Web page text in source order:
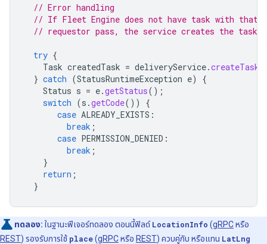
// Error handling
// If Fleet Engine does not have task with that
// requestor pass, the service creates the task
try {
Task createdTask = deliveryService.createTask
} catch (StatusRuntimeException e)
{
Status s = e.getStatus();
switch (s .getCode())
{
case ALREADY_EXISTS :
break ;
case PERMISSION_DENIED :
break ;
}
return ;
}
ทดลอง: ในฐานะฟีเจอร์ทดลอง ตอนนี้ฟิลด์LocationInfo (gRPCหรือ
REST) รองรับการใช้ place(gRPCหรือ REST) ควบคู่กับ หรือแทน LatLng